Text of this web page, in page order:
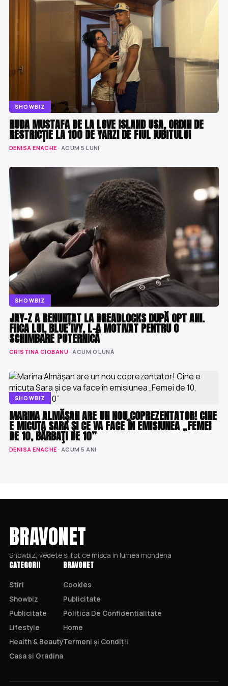
SHOWBIZ
HUDA MUSTAFA DE LA LOVE ISLAND USA, ORDIN DE
RESTRICȚIE LA 100 DE YARZI DE FIUL IUBITULUI
DENISA ENACHE · ACUM 5 LUNI
SHOWBIZ
JAY-Z A RENUNȚAT LA DREADLOCKS DUPĂ OPT ANI.
FIICA LUI, BLUE IVY, L-A MOTIVAT PENTRU O
SCHIMBARE PUTERNICĂ
CRISTINA CIOBANU· ACUM O LUNĂ
SHOWBIZ
MARINA ALMĂŞAN ARE UN NOU COPREZENTATOR! CINE
E MICUŢA SARA ŞI CE VA FACE ÎN EMISIUNEA „FEMEI
DE 10, BĂRBAŢI DE 10”
DENISA ENACHE · ACUM 5 ANI
BRAVONET
Showbiz, vedete si tot ce misca in lumea mondena
CATEGORII
Stiri
Showbiz
Publicitate
Lifestyle
Health & Beauty
Casa si Gradina
BRAVONET
Cookies
Publicitate
Politica De Confidentialitate
Home
Termeni și Condiții